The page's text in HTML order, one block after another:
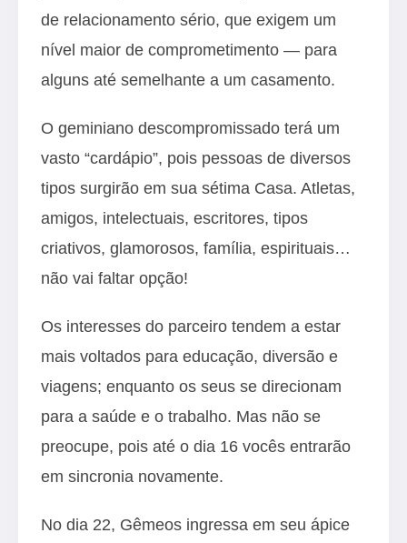
de relacionamento sério, que exigem um
nível maior de comprometimento — para
alguns até semelhante a um casamento.
O geminiano descompromissado terá um
vasto “cardápio”, pois pessoas de diversos
tipos surgirão em sua sétima Casa. Atletas,
amigos, intelectuais, escritores, tipos
criativos, glamorosos, família, espirituais…
não vai faltar opção!
Os interesses do parceiro tendem a estar
mais voltados para educação, diversão e
viagens; enquanto os seus se direcionam
para a saúde e o trabalho. Mas não se
preocupe, pois até o dia 16 vocês entrarão
em sincronia novamente.
No dia 22, Gêmeos ingressa em seu ápice